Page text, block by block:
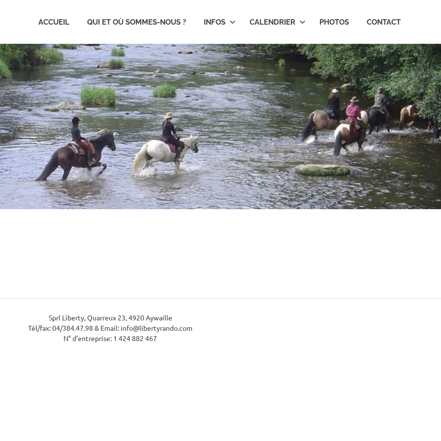
ACCUEIL QUI ET OÙ SOMMES-NOUS ? INFOS CALENDRIER PHOTOS CONTACT
Sprl Liberty, Quarreux 23, 4920 Aywaille
Tél/fax: 04/384.47.98 & Email: info@libertyrando.com
N° d'entreprise: 1 424 882 467